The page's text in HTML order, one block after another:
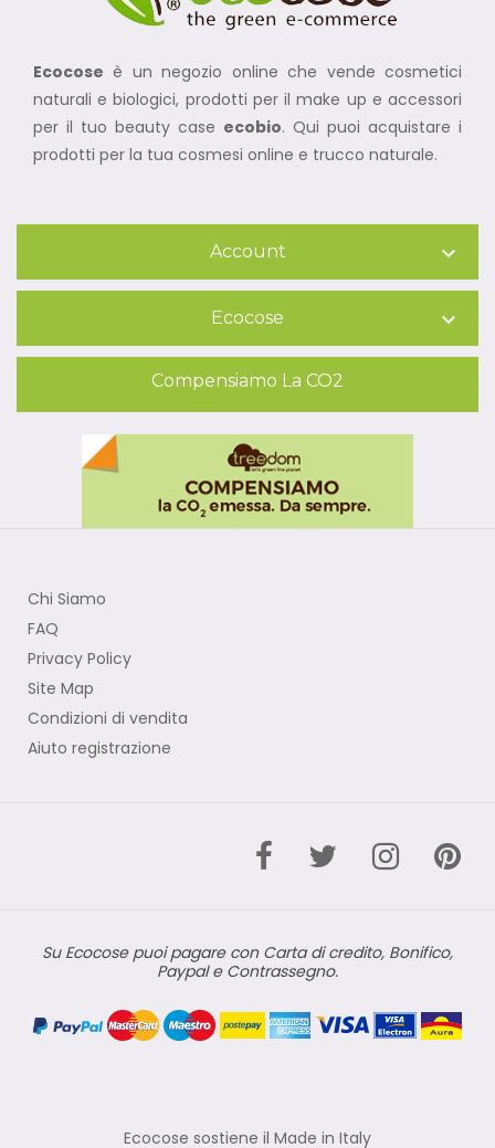
Ecocose è un negozio online che vende cosmetici
naturali e biologici, prodotti per il make up e accessori
per il tuo beauty case ecobio. Qui puoi acquistare i
prodotti per la tua cosmesi online e trucco naturale.
Account 
Ecocose 
Compensiamo La CO2
Chi Siamo
FAQ
Privacy Policy
Site Map
Condizioni di vendita
Aiuto registrazione
Su Ecocose puoi pagare con Carta di credito, Bonifico,
Paypal e Contrassegno.
Ecocose sostiene il Made in Italy